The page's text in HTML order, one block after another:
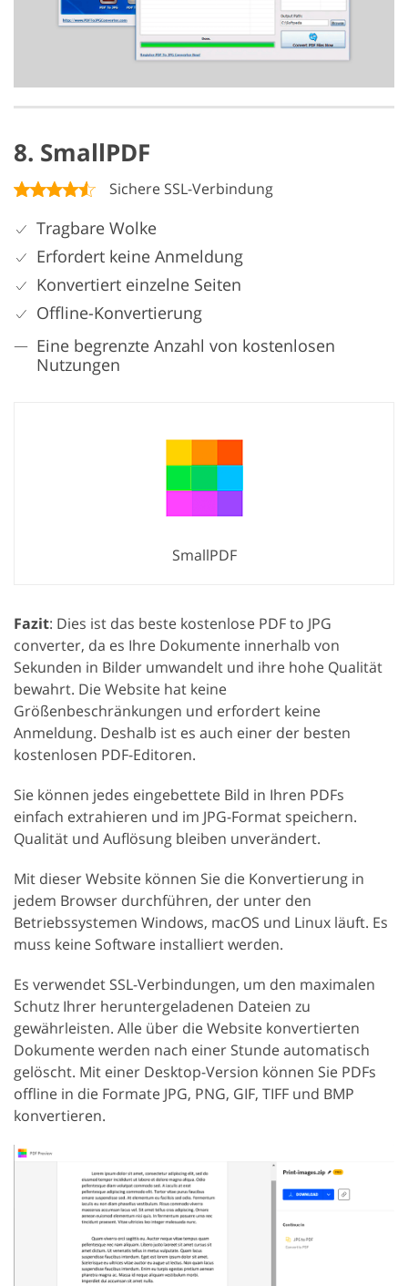
8. SmallPDF
Sichere SSL-Verbindung
Tragbare Wolke
Erfordert keine Anmeldung
Konvertiert einzelne Seiten
Offline-Konvertierung
Eine begrenzte Anzahl von kostenlosen
Nutzungen
SmallPDF
Fazit: Dies ist das beste kostenlose PDF to JPG
converter, da es Ihre Dokumente innerhalb von
Sekunden in Bilder umwandelt und ihre hohe Qualität
bewahrt. Die Website hat keine
Größenbeschränkungen und erfordert keine
Anmeldung. Deshalb ist es auch einer der besten
kostenlosen PDF-Editoren.
Sie können jedes eingebettete Bild in Ihren PDFs
einfach extrahieren und im JPG-Format speichern.
Qualität und Auflösung bleiben unverändert.
Mit dieser Website können Sie die Konvertierung in
jedem Browser durchführen, der unter den
Betriebssystemen Windows, macOS und Linux läuft. Es
muss keine Software installiert werden.
Es verwendet SSL-Verbindungen, um den maximalen
Schutz Ihrer heruntergeladenen Dateien zu
gewährleisten. Alle über die Website konvertierten
Dokumente werden nach einer Stunde automatisch
gelöscht. Mit einer Desktop-Version können Sie PDFs
offline in die Formate JPG, PNG, GIF, TIFF und BMP
konvertieren.